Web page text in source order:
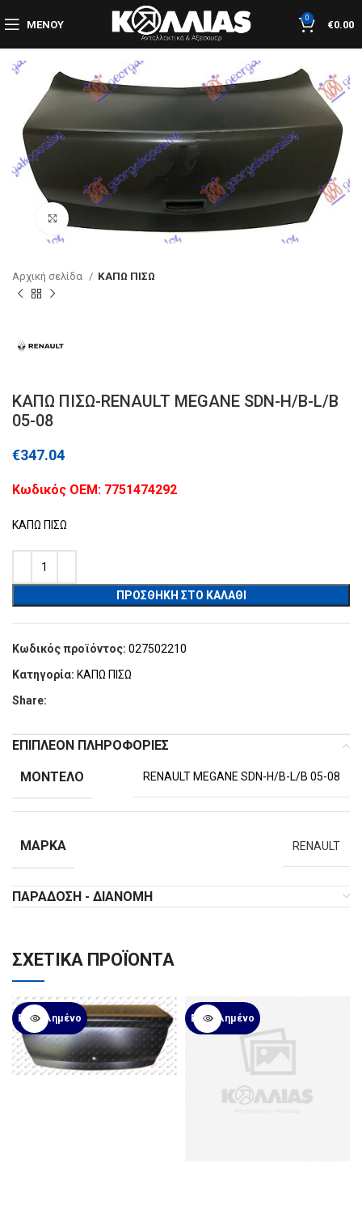
ΜΕΝΟΎ
0
€0.00
Κλικ για μεγέθυνση
Αρχική σελίδα ΚΑΠΩ ΠΙΣΩ
ΚΑΠΩ ΠΙΣΩ-RENAULT MEGANE SDN-H/B-L/B
05-08
€347.04
Kωδικός ΟΕΜ: 7751474292
ΚΑΠΩ ΠΙΣΩ
ΠΡΟΣΘΉΚΗ ΣΤΟ ΚΑΛΆΘΙ
Κωδικός προϊόντος: 027502210
Κατηγορία: ΚΑΠΩ ΠΙΣΩ
Share:
ΕΠΙΠΛΈΟΝ ΠΛΗΡΟΦΟΡΊΕΣ
ΜΟΝΤΈΛΟ RENAULT MEGANE SDN-H/B-L/B 05-08
ΜΆΡΚΑ RENAULT
ΠΑΡΆΔΟΣΗ - ΔΙΑΝΟΜΉ
ΣΧΕΤΙΚΆ ΠΡΟΪΌΝΤΑ
Εξαντλημένο Εξαντλημένο